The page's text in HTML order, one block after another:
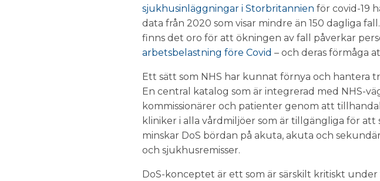
sjukhusinläggningar i Storbritannien för covid-19
data från 2020 som visar mindre än 150 dagliga
finns det oro för att ökningen av fall påverkar
arbetsbelastning före Covid – och deras förmåga
Ett sätt som NHS har kunnat förnya och hantera
En central katalog som är integrerad med NHS-
kommissionärer och patienter genom att
kliniker i alla vårdmiljöer som är tillgängliga för
minskar DoS bördan på akuta, akuta och
och sjukhusremisser.
DoS-konceptet är ett som är särskilt kritiskt